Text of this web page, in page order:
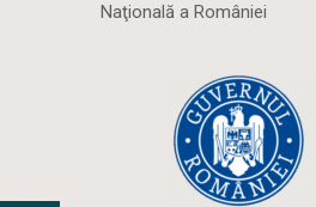
Naţională a României